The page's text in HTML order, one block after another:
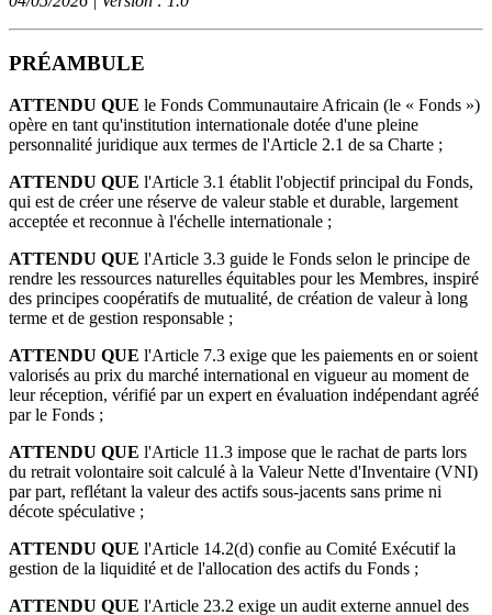
PRÉAMBULE
ATTENDU QUE le Fonds Communautaire Africain (le « Fonds »)
opère en tant qu'institution internationale dotée d'une pleine
personnalité juridique aux termes de l'Article 2.1 de sa Charte ;
ATTENDU QUE l'Article 3.1 établit l'objectif principal du Fonds,
qui est de créer une réserve de valeur stable et durable, largement
acceptée et reconnue à l'échelle internationale ;
ATTENDU QUE l'Article 3.3 guide le Fonds selon le principe de
rendre les ressources naturelles équitables pour les Membres, inspiré
des principes coopératifs de mutualité, de création de valeur à long
terme et de gestion responsable ;
ATTENDU QUE l'Article 7.3 exige que les paiements en or soient
valorisés au prix du marché international en vigueur au moment de
leur réception, vérifié par un expert en évaluation indépendant agréé
par le Fonds ;
ATTENDU QUE l'Article 11.3 impose que le rachat de parts lors
du retrait volontaire soit calculé à la Valeur Nette d'Inventaire (VNI)
par part, reflétant la valeur des actifs sous-jacents sans prime ni
décote spéculative ;
ATTENDU QUE l'Article 14.2(d) confie au Comité Exécutif la
gestion de la liquidité et de l'allocation des actifs du Fonds ;
ATTENDU QUE l'Article 23.2 exige un audit externe annuel des